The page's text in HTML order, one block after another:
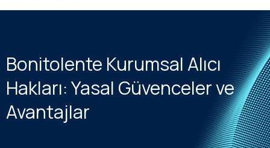
Bonitolente Kurumsal Alıcı
Hakları: Yasal Güvenceler ve
Avantajlar